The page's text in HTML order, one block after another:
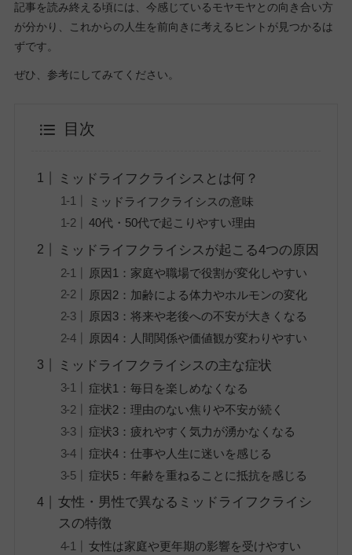
記事を読み終える頃には、今感じているモヤモヤとの向き合い方
が分かり、これからの人生を前向きに考えるヒントが見つかるは
ずです。
ぜひ、参考にしてみてください。
目次
ミッドライフクライシスとは何？
ミッドライフクライシスの意味
40代・50代で起こりやすい理由
ミッドライフクライシスが起こる4つの原因
原因1：家庭や職場で役割が変化しやすい
原因2：加齢による体力やホルモンの変化
原因3：将来や老後への不安が大きくなる
原因4：人間関係や価値観が変わりやすい
ミッドライフクライシスの主な症状
症状1：毎日を楽しめなくなる
症状2：理由のない焦りや不安が続く
症状3：疲れやすく気力が湧かなくなる
症状4：仕事や人生に迷いを感じる
症状5：年齢を重ねることに抵抗を感じる
女性・男性で異なるミッドライフクライシ
スの特徴
女性は家庭や更年期の影響を受けやすい